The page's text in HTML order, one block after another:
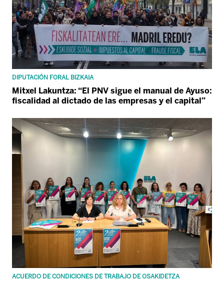
DIPUTACIÓN FORAL BIZKAIA
Mitxel Lakuntza: “El PNV sigue el manual de Ayuso:
fiscalidad al dictado de las empresas y el capital”
ACUERDO DE CONDICIONES DE TRABAJO DE OSAKIDETZA